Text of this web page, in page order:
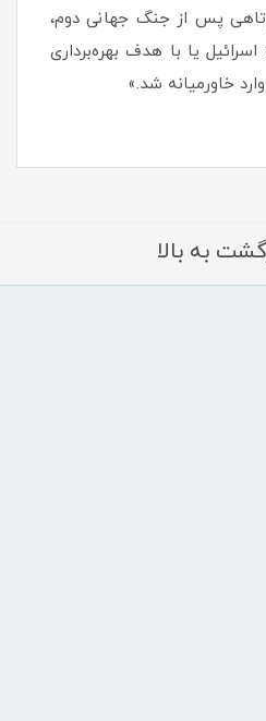
پس از جنگ جهانی دوم،
یا با هدف بهره‌برداری
خاورمیانه شد.»
به بالا